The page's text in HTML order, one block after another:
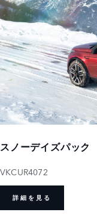
スノーデイズパック
VKCUR4072
詳細を見る